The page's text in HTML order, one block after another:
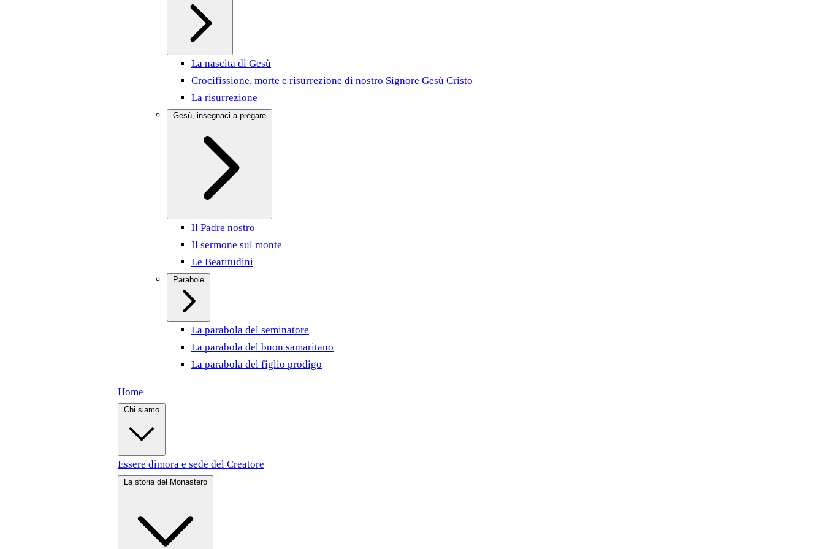
La nascita di Gesù
Crocifissione, morte e risurrezione di nostro Signore Gesù Cristo
La risurrezione
Il Padre nostro
Il sermone sul monte
Le Beatitudini
La parabola del seminatore
La parabola del buon samaritano
La parabola del figlio prodigo
Home
Essere dimora e sede del Creatore